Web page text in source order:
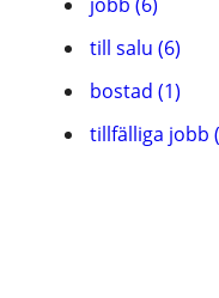
till salu (6)
bostad (1)
tillfälliga jobb